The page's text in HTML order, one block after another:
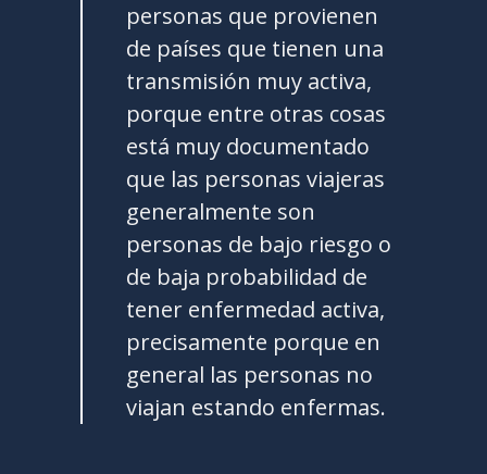
personas que provienen
de países que tienen una
transmisión muy activa,
porque entre otras cosas
está muy documentado
que las personas viajeras
generalmente son
personas de bajo riesgo o
de baja probabilidad de
tener enfermedad activa,
precisamente porque en
general las personas no
viajan estando enfermas.